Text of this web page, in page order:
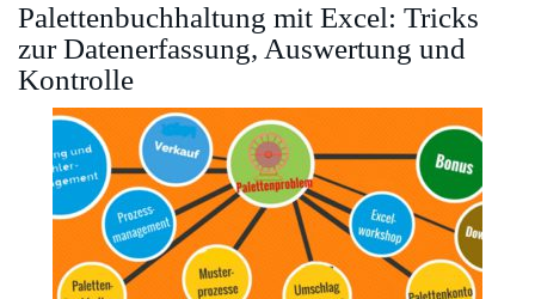
Palettenbuchhaltung mit Excel: Tricks
zur Datenerfassung, Auswertung und
Kontrolle